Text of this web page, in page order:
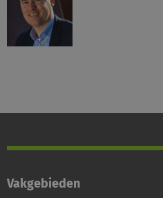
Vakgebieden